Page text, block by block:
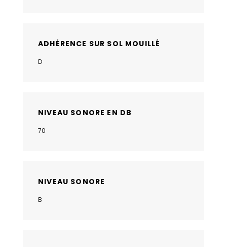
ADHÉRENCE SUR SOL MOUILLÉ
D
NIVEAU SONORE EN DB
70
NIVEAU SONORE
B